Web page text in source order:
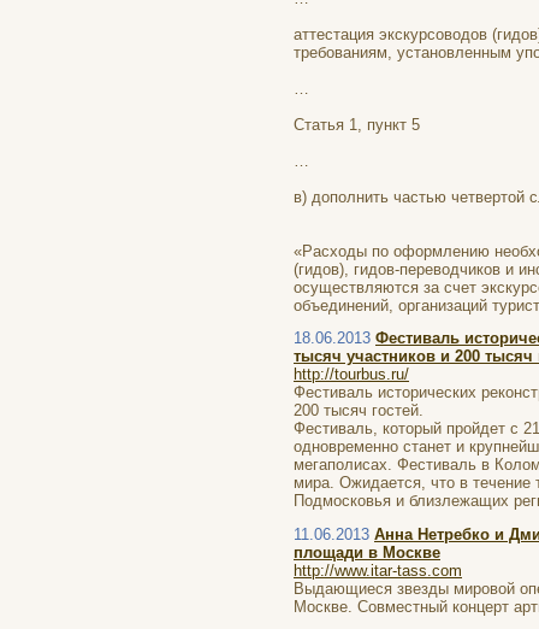
аттестация экскурсоводов
требованиям, установленным
Статья 1, пункт 5
в) дополнить частью четвертой
«Расходы по оформлению
(гидов), гидов-переводчиков и
осуществляются за счет
объединений, организаций
18.06.2013 Фестиваль
тысяч участников и 200 тысяч
http://tourbus.ru/
Фестиваль исторических
200 тысяч гостей.
Фестиваль, который пройдет с
одновременно станет и
мегаполисах. Фестиваль в
мира. Ожидается, что в течение
Подмосковья и близлежащих
11.06.2013 Анна Нетребко и
площади в Москве
http://www.itar-tass.com
Выдающиеся звезды мировой
Москве. Совместный концерт